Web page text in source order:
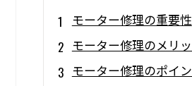
モーター修理の重要性
モーター修理のメリ
モーター修理のポイ